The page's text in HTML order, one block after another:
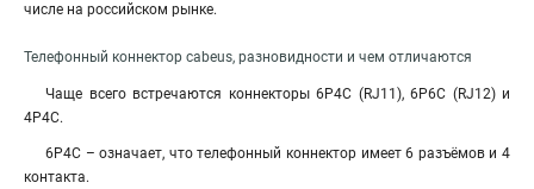
числе на российском рынке.
Телефонный коннектор cabeus, разновидности и чем отличаются
Чаще всего встречаются коннекторы 6P4C (RJ11), 6P6C (RJ12) и
4Р4С.
6P4C – означает, что телефонный коннектор имеет 6 разъёмов и 4
контакта.